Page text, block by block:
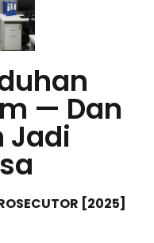
— Dan
Jadi
[2025]